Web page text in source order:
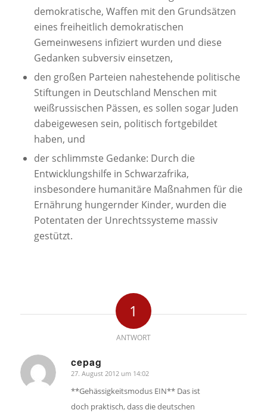
demokratische, Waffen mit den Grundsätzen
eines freiheitlich demokratischen
Gemeinwesens infiziert wurden und diese
Gedanken subversiv einsetzen,
den großen Parteien nahestehende politische
Stiftungen in Deutschland Menschen mit
weißrussischen Pässen, es sollen sogar Juden
dabeigewesen sein, politisch fortgebildet
haben, und
der schlimmste Gedanke: Durch die
Entwicklungshilfe in Schwarzafrika,
insbesondere humanitäre Maßnahmen für die
Ernährung hungernder Kinder, wurden die
Potentaten der Unrechtssysteme massiv
gestützt.
1
ANTWORT
cepag
sagte:
27. August 2012 um 14:02
**Gehässigkeitsmodus EIN** Das ist
doch praktisch, dass die deutschen